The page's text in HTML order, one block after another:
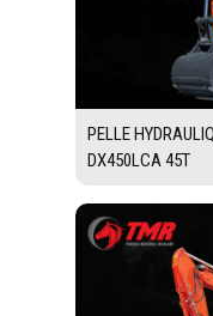
PELLE
DX450LCA 45T